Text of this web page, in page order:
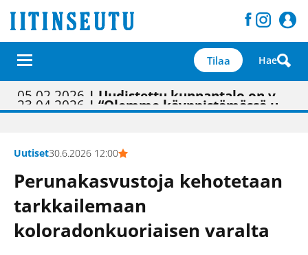
Tilaa Hae
01.02.2026 | Painon vaihtumisen pitäisi näkyä hieman parempana painojäljen laatuna lehdessä
05.02.2026 | Uudistettu kunnantalo on valoisa
23.04.2026 | “Olemme käynnistämässä uudelleen keskustavisiotyön”
09.05.2026| "Maalla on totuttu elämään omavaraisemmin kuin kaupungissa"
Uutiset30.6.2026 12:00
Perunakasvustoja kehotetaan
tarkkailemaan
koloradonkuoriaisen varalta